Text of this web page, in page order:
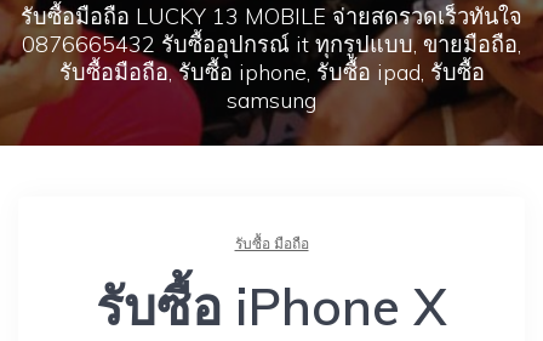
รับซื้อมือถือ LUCKY 13 MOBILE จ่ายสดรวดเร็วทันใจ
0876665432 รับซื้ออุปกรณ์ it ทุกรูปแบบ, ขายมือถือ,
รับซื้อมือถือ, รับซื้อ iphone, รับซื้อ ipad, รับซื้อ
samsung
รับซื้อ มือถือ
รับซื้อ iPhone X